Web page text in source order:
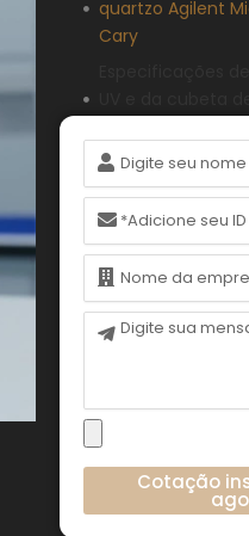
quartzo Agilent
Cary
Série LAMBDA da
equipada com
quartzo
Instrumentos
emparelhados
microquartzo
Plataformas
Horiba e das
microquartzo
Nome
E-
mail
Nome
Mensagem
Cotação